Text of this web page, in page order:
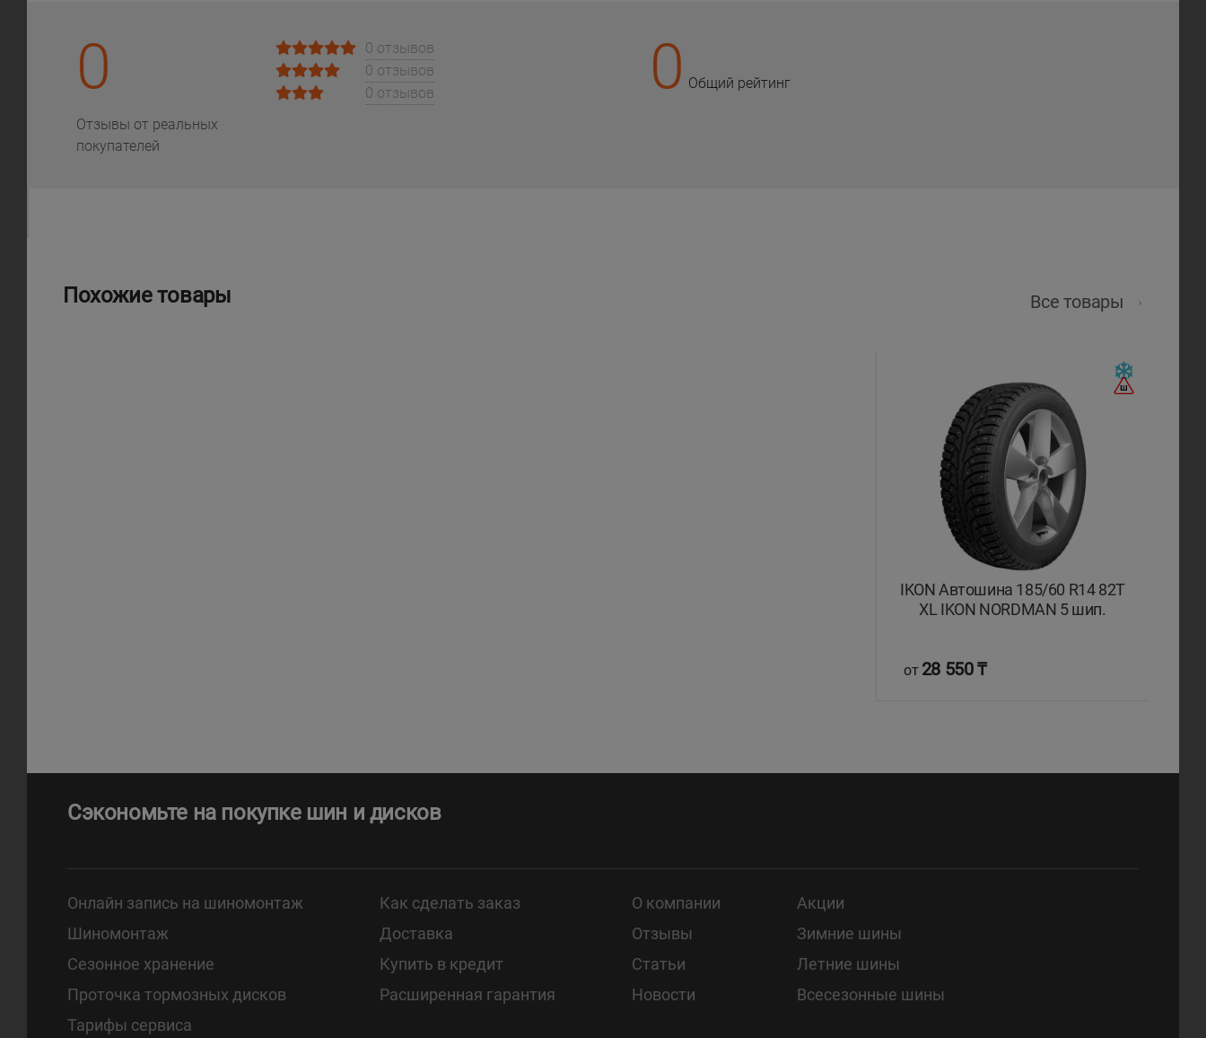
0
Отзывы от реальных
покупателей
0 отзывов
0 отзывов
0 отзывов
0 Общий рейтинг
Похожие товары Все товары
IKON Автошина 185/60 R14 82T
XL IKON NORDMAN 5 шип.
от 28 550 ₸
Сэкономьте на покупке шин и дисков
Онлайн запись на шиномонтаж
Шиномонтаж
Сезонное хранение
Проточка тормозных дисков
Тарифы сервиса
Как сделать заказ
Доставка
Купить в кредит
Расширенная гарантия
О компании
Отзывы
Статьи
Новости
Акции
Зимние шины
Летние шины
Всесезонные шины